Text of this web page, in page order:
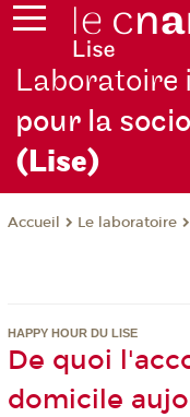
pour la
(Lise)
Accueil Le laboratoire
HAPPY HOUR DU LISE
De quoi
domicile